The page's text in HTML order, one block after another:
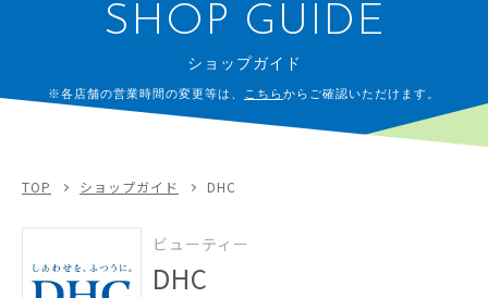
SHOP GUIDE
ショップガイド
※各店舗の営業時間の変更等は、 こちらからご確認いただけます。
TOP ショップガイド DHC
ビューティー
DHC